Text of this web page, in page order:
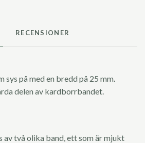
RECENSIONER
sys på med en bredd på 25 mm
delen av kardborrbandet.
två olika band, ett som är mjukt